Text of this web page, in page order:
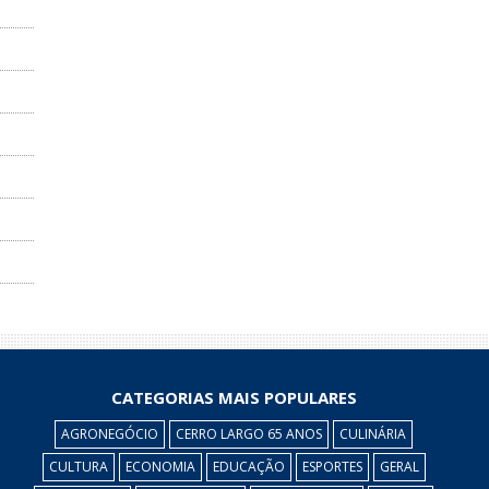
CATEGORIAS MAIS POPULARES
AGRONEGÓCIO CERRO LARGO 65 ANOS
CULINÁRIA
CULTURA
ECONOMIA EDUCAÇÃO ESPORTES GERAL